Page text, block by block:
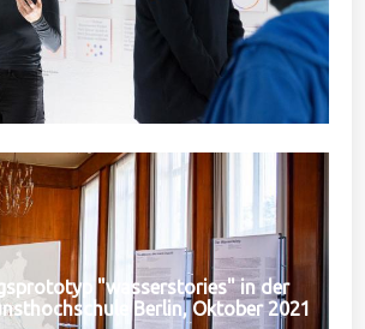
"wasserstories" in der
Berlin, Oktober 2021